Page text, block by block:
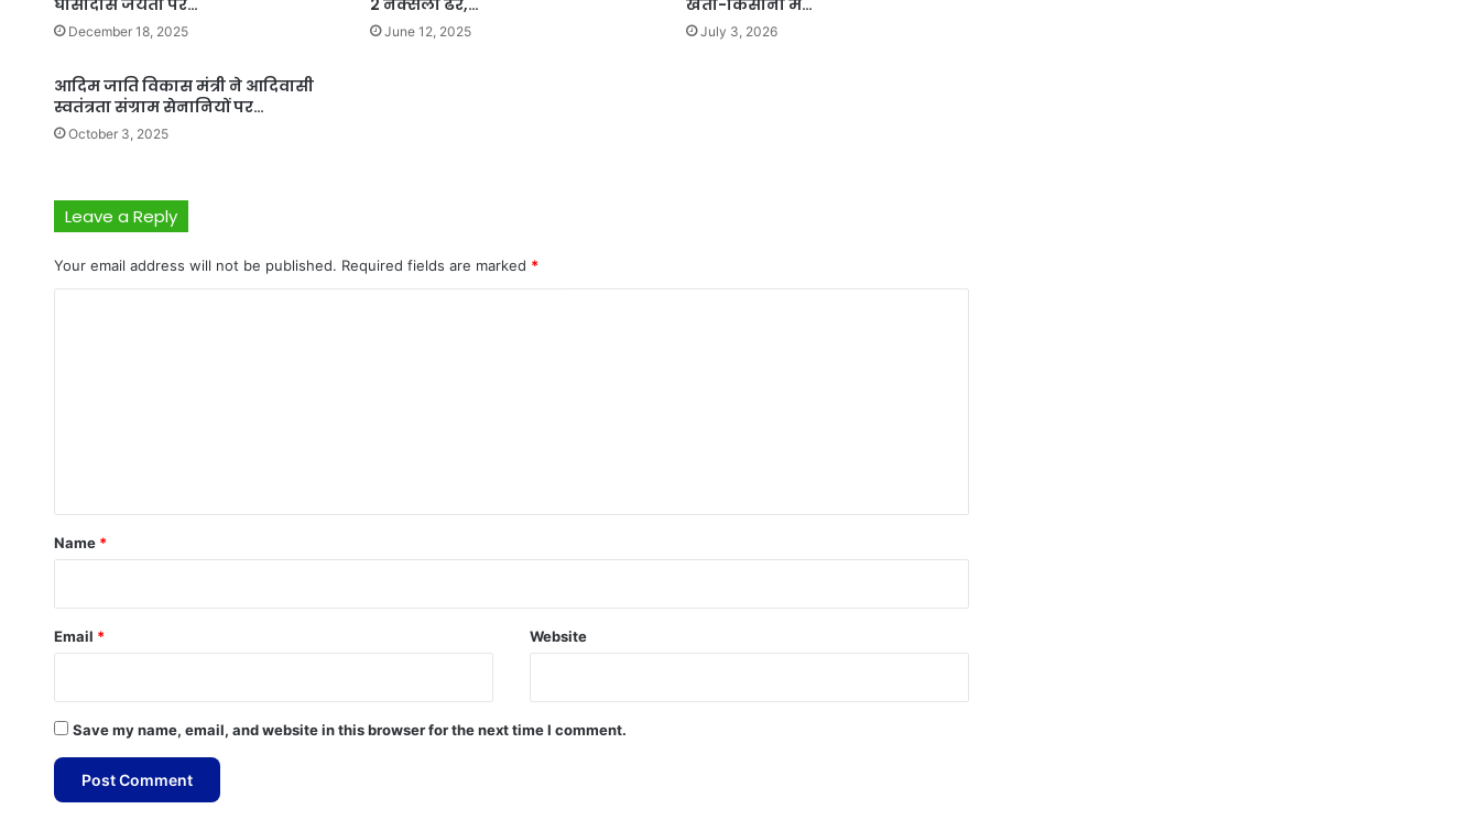
December 18, 2025 June 12, 2025 July 3, 2026
आदिम जाति विकास मंत्री ने आदिवासी
स्वतंत्रता संग्राम सेनानियों पर…
October 3, 2025
Leave a Reply
Your email address will not be published. Required fields are marked *
*
Name *
Email * Website
Save my name, email, and website in this browser for the next time I comment.